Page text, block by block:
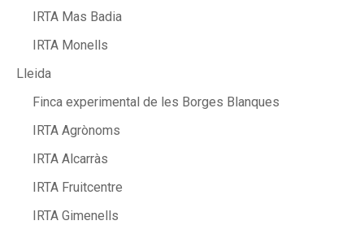
IRTA Mas Badia
IRTA Monells
Lleida
Finca experimental de les Borges Blanques
IRTA Agrònoms
IRTA Alcarràs
IRTA Fruitcentre
IRTA Gimenells